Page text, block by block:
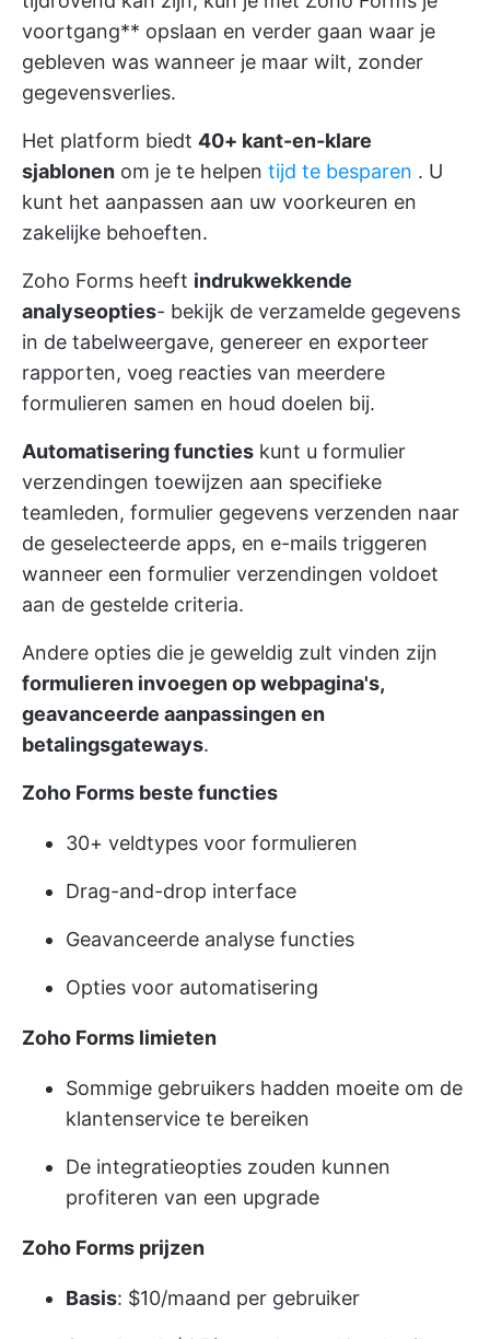
voortgang** opslaan en verder gaan waar je
gebleven was wanneer je maar wilt, zonder
gegevensverlies.
Het platform biedt 40+ kant-en-klare
sjablonen om je te helpen tijd te besparen . U
kunt het aanpassen aan uw voorkeuren en
zakelijke behoeften.
Zoho Forms heeft indrukwekkende
analyseopties- bekijk de verzamelde gegevens
in de tabelweergave, genereer en exporteer
rapporten, voeg reacties van meerdere
formulieren samen en houd doelen bij.
Automatisering functies kunt u formulier
verzendingen toewijzen aan specifieke
teamleden, formulier gegevens verzenden naar
de geselecteerde apps, en e-mails triggeren
wanneer een formulier verzendingen voldoet
aan de gestelde criteria.
Andere opties die je geweldig zult vinden zijn
formulieren invoegen op webpagina's,
geavanceerde aanpassingen en
betalingsgateways.
Zoho Forms beste functies
30+ veldtypes voor formulieren
Drag-and-drop interface
Geavanceerde analyse functies
Opties voor automatisering
Zoho Forms limieten
Sommige gebruikers hadden moeite om de
klantenservice te bereiken
De integratieopties zouden kunnen
profiteren van een upgrade
Zoho Forms prijzen
Basis: $10/maand per gebruiker